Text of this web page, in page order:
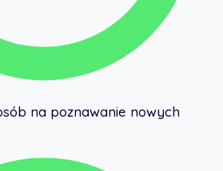
na poznawanie nowych